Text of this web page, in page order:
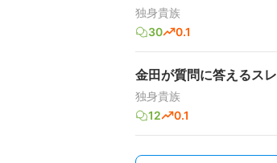
独身貴族
30
0.1
金田が質問に答えるスレ
独身貴族
12
0.1